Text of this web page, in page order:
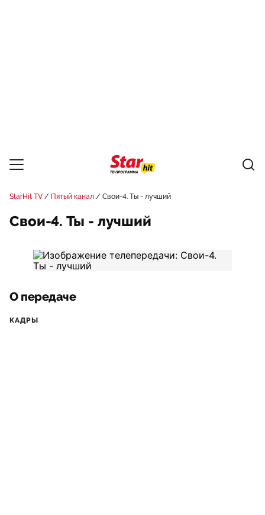
StarHit TV Пятый канал Свои-4. Ты - лучший
Свои-4. Ты - лучший
О передаче
КАДРЫ